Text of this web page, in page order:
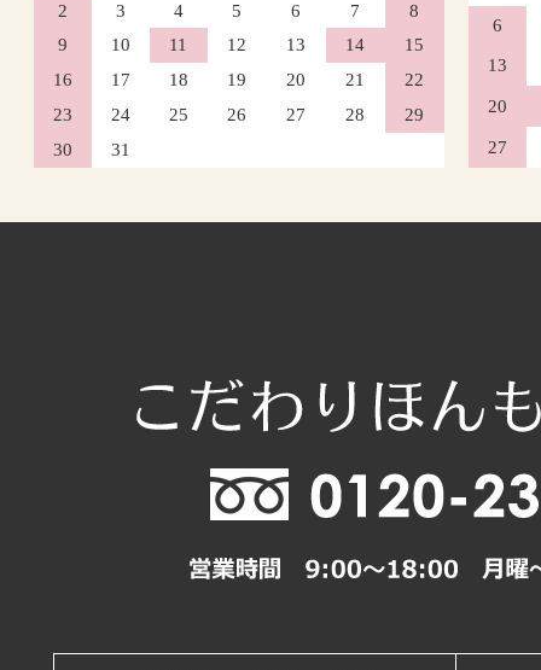
2
3 4 5 6 7
8
9
10 11 12 13 14
15
16
17 18 19 20 21
22
23
24 25 26 27 28
29
30
31
6
13
20
27
12 13 14 15
25 26 27 29